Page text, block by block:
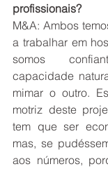
profissionais?
M&A: Ambos
a trabalhar em
somos
capacidade
mimar o outro.
motriz deste
tem que ser
mas, se
aos números,